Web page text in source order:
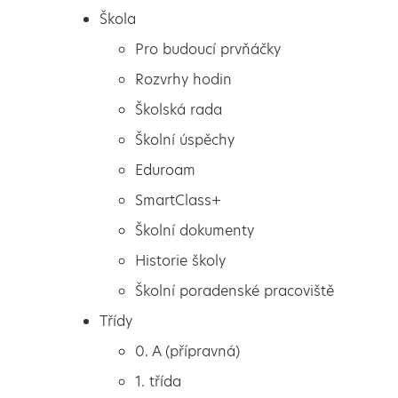
Pro budoucí prvňáčky
Rozvrhy hodin
Školská rada
Škola
Pro budoucí prvňáčky
Rozvrhy hodin
Školská rada
Školní úspěchy
Eduroam
SmartClass+
Školní dokumenty
Historie školy
Školní poradenské pracoviště
Třídy
0. A (přípravná)
1. třída
Okresní kolo biologické
olympiády